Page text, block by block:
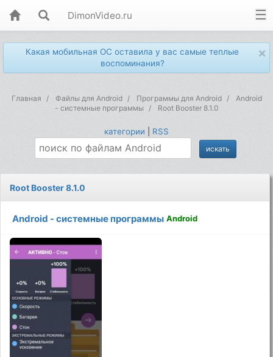
DimonVideo.ru
×
Какая мобильная ОС оставила у вас самые теплые
воспоминания?
Главная Файлы для Android Программы для Android
Android
- системные программы
Root Booster 8.1.0
категории RSS
Root Booster 8.1.0
Android - системные программы Android